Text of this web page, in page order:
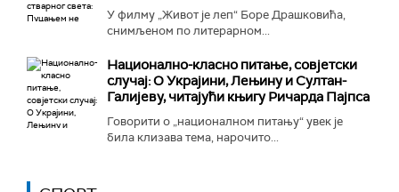
У филму „Живот је леп“ Боре Драшковића,
снимљеном по литерарном...
Национално-класнo питање, совјетски
случај: О Украјини, Лењину и Султан-
Галијеву, читајући књигу Ричарда Пајпса
Говорити о „националном питању“ увек је
била клизава тема, нарочито...